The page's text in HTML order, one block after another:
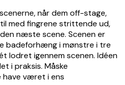
når dem off-stage,
med fingrene strittende ud,
næste scene. Scenen er
badeforhæng i mønstre i tre
lodret igennem scenen. Idéen
i praksis. Måske
have været i ens